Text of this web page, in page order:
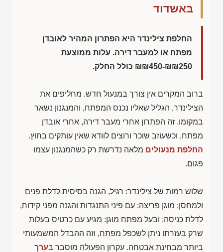
באשדוד
החלפת צילינדר היא הפתרון המהיר לאובדן
מפתח או למעבר דירה. עלות ממוצעת
₪₪450-₪₪250 כולל החלק.
ברוב המקרים אין צורך במנעול חדש. מחליפים את
הצילינדר, הגליל שאליו נכנס המפתח, והמנגנון נשאר
במקומו. זה הפתרון אחרי מעבר דירה, אחרי אובדן
מפתח, וכשעוזב שוכר ורוצים לוודא שאין עותקים בחוץ.
החלפת מנעולים מלאה נדרשת רק כשהמנגנון עצמו
פגום.
שלוש רמות של צילינדר: רגיל, הגנה בסיסית לדלת פנים
ולמחסן; מוגן פריצה: עם פיני התנגדות והגנה מפני קידוח,
לדלת כניסה; ובעל מפתח מוגן: מגיע עם כרטיס בעלות
שרק בעזרתו ניתן לשכפל מפתח, וזה ההבדל המשמעותי
ביותר מבחינת אבטחה. עקרון הפעולה מוסבר בערך